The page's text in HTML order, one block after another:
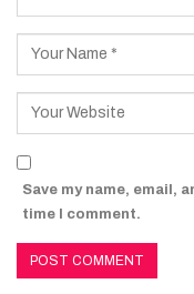
Save my name, email,
time I comment.